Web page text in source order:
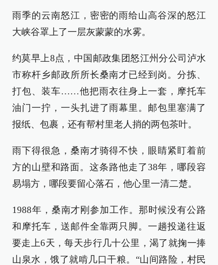
雨季的云南怒江，密密的雨给山高谷深的怒江
大峡谷罩上了一层灰蒙蒙的水雾。
约莫早上8点，中国邮政集团怒江州分公司泸水
市称杆乡邮政所所长桑南才已经到岗。分拣、
打包、装车……他把雨衣往身上一套，摩托车
油门一拧，一头扎进了雨幕里。邮包里塞满了
报纸、包裹，还有帮村里老人捎的两包茶叶。
雨下得很急，桑南才骑得不快，眼睛紧盯着前
方的山壁和路面。这条路他走了38年，哪段容
易塌方，哪段要留心落石，他心里一清二楚。
1988年，桑南才刚参加工作。那时候没有公路
和摩托车，送邮件全靠两只脚。一趟投递往返
要走上6天，每天步行几十公里，渴了就掬一捧
山泉水，饿了就啃几口干粮。“山间路险，村民